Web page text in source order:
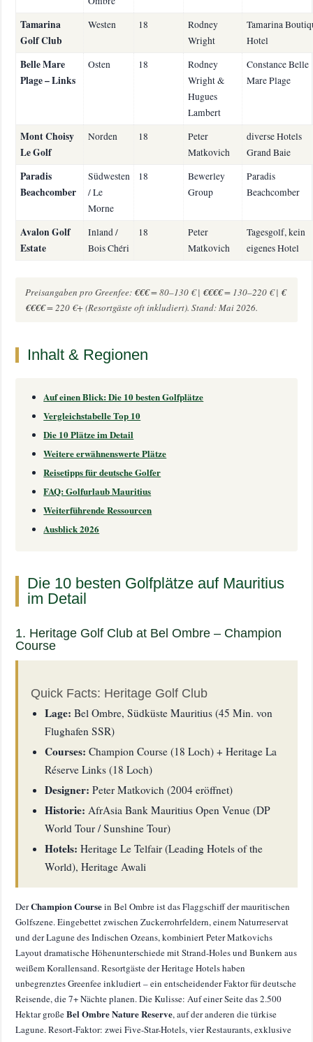
Tamarina
Golf Club
Westen 18
Rodney
Wright
Tamarina
Hotel
Belle Mare
Plage – Links
Osten 18
Rodney
Wright &
Hugues
Lambert
Constance Belle
Mare Plage
Mont Choisy
Le Golf
Norden 18
Peter
Matkovich
diverse Hotels
Grand Baie
Paradis
Beachcomber
Südwesten
/ Le
Morne
18
Bewerley
Group
Paradis
Beachcomber
Avalon Golf
Estate
Inland /
Bois Chéri
18
Peter
Matkovich
Tagesgolf, kein
eigenes Hotel
Preisangaben pro Greenfee: €€€= 80–130 € | €€€€= 130–220 € | €
€€€€= 220 €+ (Resortgäste oft inkludiert). Stand: Mai 2026.
Inhalt & Regionen
Auf einen Blick: Die 10 besten Golfplätze
Vergleichstabelle Top 10
Die 10 Plätze im Detail
Weitere erwähnenswerte Plätze
Reisetipps für deutsche Golfer
FAQ: Golfurlaub Mauritius
Weiterführende Ressourcen
Ausblick 2026
Die 10 besten Golfplätze auf Mauritius
im Detail
1. Heritage Golf Club at Bel Ombre – Champion
Course
Quick Facts: Heritage Golf Club
Lage: Bel Ombre, Südküste Mauritius (45 Min. von
Flughafen SSR)
Courses: Champion Course (18 Loch) + Heritage La
Réserve Links (18 Loch)
Designer: Peter Matkovich (2004 eröffnet)
Historie: AfrAsia Bank Mauritius Open Venue (DP
World Tour / Sunshine Tour)
Hotels: Heritage Le Telfair (Leading Hotels of the
World), Heritage Awali
DerChampion Coursein Bel Ombre ist das Flaggschiff der mauritischen
Golfszene. Eingebettet zwischen Zuckerrohrfeldern, einem Naturreservat
und der Lagune des Indischen Ozeans, kombiniert Peter Matkovichs
Layout dramatische Höhenunterschiede mit Strand-Holes und Bunkern aus
weißem Korallensand. Resortgäste der Heritage Hotels haben
unbegrenztes Greenfee inkludiert – ein entscheidender Faktor für deutsche
Reisende, die 7+ Nächte planen. Die Kulisse: Auf einer Seite das 2.500
Hektar großeBel Ombre Nature Reserve, auf der anderen die türkise
Lagune. Resort-Faktor: zwei Five-Star-Hotels, vier Restaurants, exklusive